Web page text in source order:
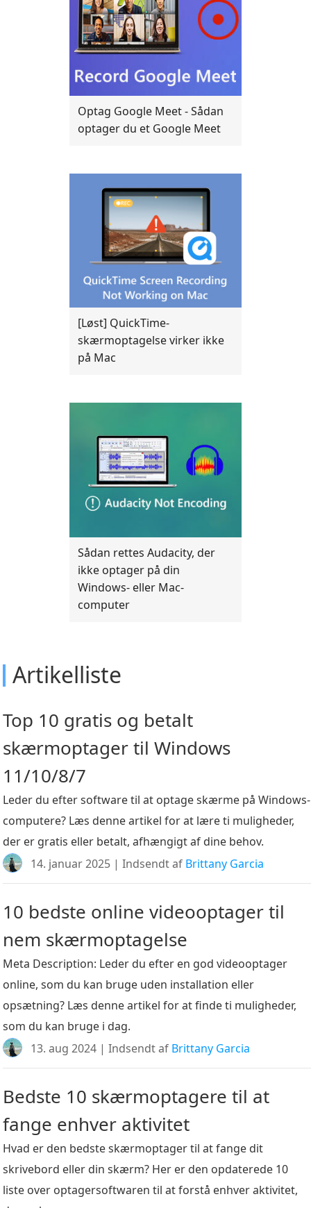
Optag Google Meet - Sådan
optager du et Google Meet
[Løst] QuickTime-
skærmoptagelse virker ikke
på Mac
Sådan rettes Audacity, der
ikke optager på din
Windows- eller Mac-
computer
Artikelliste
Top 10 gratis og betalt
skærmoptager til Windows
11/10/8/7
Leder du efter software til at optage skærme på Windows-
computere? Læs denne artikel for at lære ti muligheder,
der er gratis eller betalt, afhængigt af dine behov.
14. januar 2025 | Indsendt af Brittany Garcia
10 bedste online videooptager til
nem skærmoptagelse
Meta Description: Leder du efter en god videooptager
online, som du kan bruge uden installation eller
opsætning? Læs denne artikel for at finde ti muligheder,
som du kan bruge i dag.
13. aug 2024 | Indsendt af Brittany Garcia
Bedste 10 skærmoptagere til at
fange enhver aktivitet
Hvad er den bedste skærmoptager til at fange dit
skrivebord eller din skærm? Her er den opdaterede 10
liste over optagersoftwaren til at forstå enhver aktivitet,